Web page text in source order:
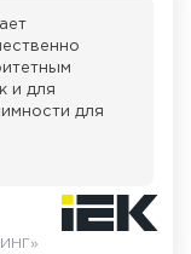
и для
для
Happy Job:
реализации